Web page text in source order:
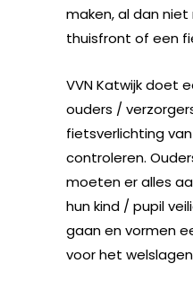
maken, al dan
thuisfront of een
VVN Katwijk doet
ouders /
fietsverlichting
controleren.
moeten er alles
hun kind / pupil
gaan en vormen
voor het